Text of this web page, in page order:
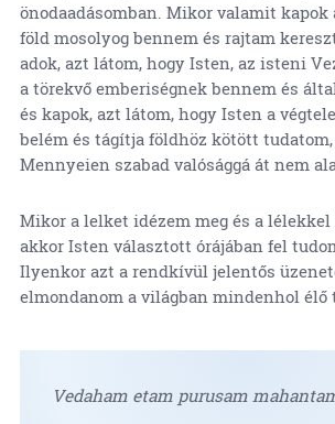
önodaadásomban. Mikor valamit kapok
föld mosolyog bennem és rajtam
adok, azt látom, hogy Isten, az isteni
a törekvő emberiségnek bennem és
és kapok, azt látom, hogy Isten a
belém és tágítja földhöz kötött
Mennyeien szabad valósággá át nem
Mikor a lelket idézem meg és a lélekkel
akkor Isten választott órájában fel
Ilyenkor azt a rendkívül jelentős
elmondanom a világban mindenhol élő
Vedaham etam purusam